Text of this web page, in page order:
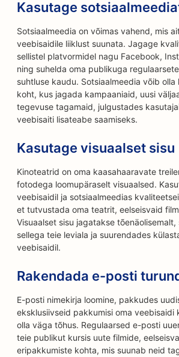
Kasutage
Sotsiaalmeedia on võimas vahend, mis
veebisaidile liiklust suunata. Jagage
sellistel platvormidel nagu Facebook,
ning suhelda oma publikuga
suhtluse kaudu. Sotsiaalmeedia võib olla
koht, kus jagada kampaaniaid, uusi
tegevuse tagamaid, julgustades
veebisaiti lisateabe saamiseks.
Kasutage visuaalset sisu
Kinoteatrid on oma kaasahaaravate
fotodega loomupäraselt visuaalsed.
veebisaidil ja sotsiaalmeedias
et tutvustada oma teatrit, eelseisvaid
Visuaalset sisu jagatakse
sellega teie leviala ja suurendades
veebisaidil.
Rakendada e-posti
E-posti nimekirja loomine, pakkudes
eksklusiivseid pakkumisi oma veebisaidi
olla väga tõhus. Regulaarsed e-posti
teie publikut kursis uute filmide,
eripakkumiste kohta, mis suunab neid